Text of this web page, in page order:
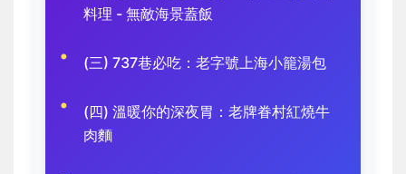
料理 - 無敵海景蓋飯
(三) 737巷必吃：老字號上海小籠湯包
(四) 溫暖你的深夜胃：老牌眷村紅燒牛
肉麵